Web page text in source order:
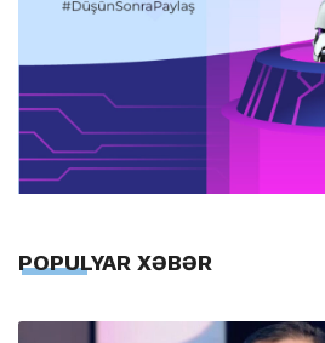
POPULYAR XƏBƏR